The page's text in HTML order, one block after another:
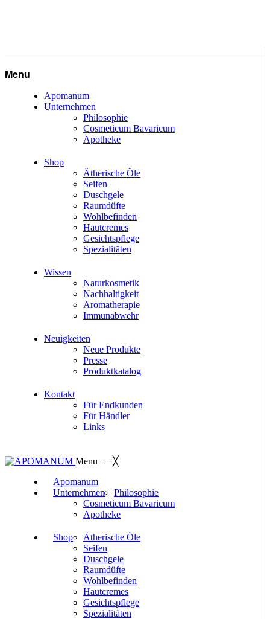
Menu
Apomanum
Unternehmen
Philosophie
Cosmeticum Bavaricum
Apotheke
Shop
Ätherische Öle
Seifen
Duschgele
Raumdüfte
Wohlbefinden
Hautcremes
Gesichtspflege
Spezialitäten
Wissen
Naturkosmetik
Nachhaltigkeit
Aromatherapie
Immunabwehr
Neuigkeiten
Neue Produkte
Presse
Produktkatalog
Kontakt
Für Endkunden
Für Händler
Links
Menu ≡ ╳
Apomanum
Unternehmen
Philosophie
Cosmeticum Bavaricum
Apotheke
Shop
Ätherische Öle
Seifen
Duschgele
Raumdüfte
Wohlbefinden
Hautcremes
Gesichtspflege
Spezialitäten